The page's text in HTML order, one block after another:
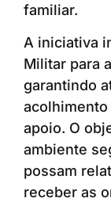
familiar.
A iniciativa
Militar para
garantindo
acolhimento
apoio. O
ambiente
possam
receber as